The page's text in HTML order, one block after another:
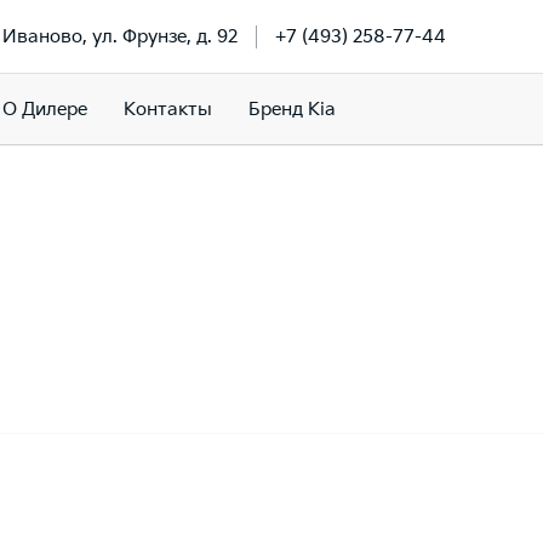
Иваново, ул. Фрунзе, д. 92 +7 (493) 258-77-44
О Дилере Контакты Бренд Kia